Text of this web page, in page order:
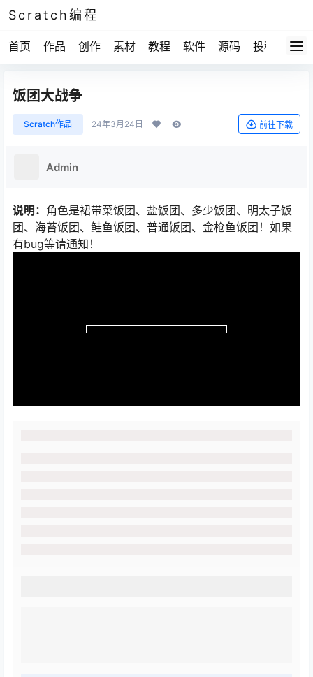
Scratch编程
首页 作品 创作 素材 教程 软件 源码 投稿 关于
饭团大战争
Scratch作品 24年3月24日 前往下载
Admin
说明： 角色是裙带菜饭团、盐饭团、多少饭团、明太子饭
团、海苔饭团、鲑鱼饭团、普通饭团、金枪鱼饭团！如果
有bug等请通知！